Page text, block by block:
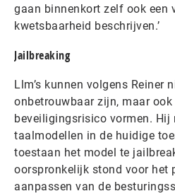
gaan binnenkort zelf ook een
kwetsbaarheid beschrijven.’
Jailbreaking
Llm’s kunnen volgens Reiner
onbetrouwbaar zijn, maar ook
beveiligingsrisico vormen. Hij
taalmodellen in de huidige
toestaan het model te
oorspronkelijk stond voor het
aanpassen van de